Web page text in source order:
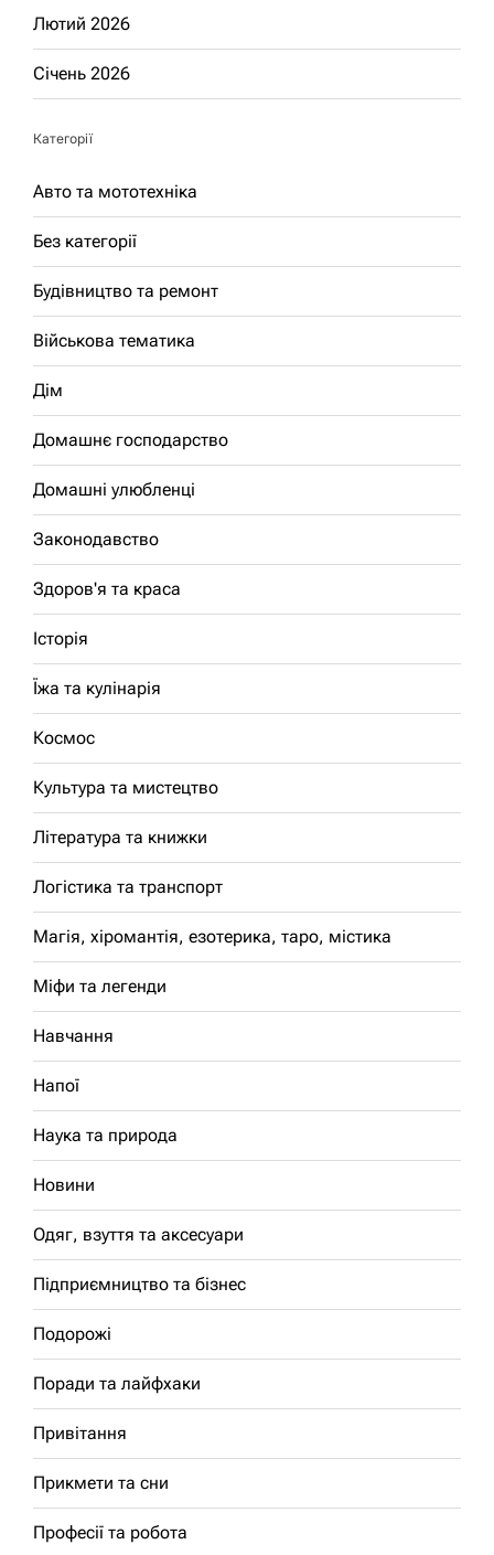
Лютий 2026
Січень 2026
Категорії
Авто та мототехніка
Без категорії
Будівництво та ремонт
Військова тематика
Дім
Домашнє господарство
Домашні улюбленці
Законодавство
Здоров'я та краса
Історія
Їжа та кулінарія
Космос
Культура та мистецтво
Література та книжки
Логістика та транспорт
Магія, хіромантія, езотерика, таро, містика
Міфи та легенди
Навчання
Напої
Наука та природа
Новини
Одяг, взуття та аксесуари
Підприємництво та бізнес
Подорожі
Поради та лайфхаки
Привітання
Прикмети та сни
Професії та робота